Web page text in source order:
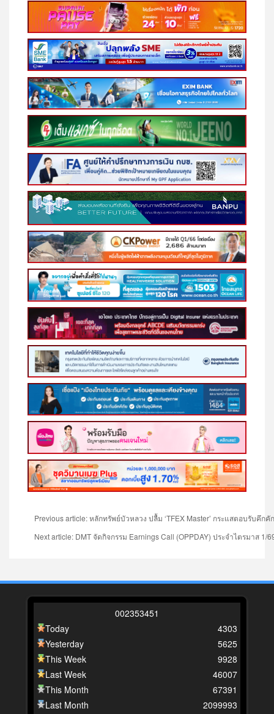
Previous article: หลักทรัพย์บัวหลวง ปลื้ม ‘TFEX Master’ กระแสตอบรับ
Next article: DMT จัดกิจกรรม Earnings Call (OPPDAY) ประจำไตรมาส 1/
002353451
Today
Yesterday
This Week
Last Week
This Month
Last Month
4303
5625
9928
46007
67391
2099993